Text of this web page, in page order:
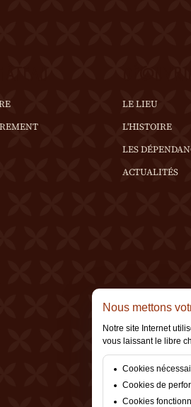
LE LIEU
L'HISTOIRE
LES
ACTUALITÉS
Nous mettons
Notre site Internet
vous laissant le libre
Cookies
Cookies de
Cookies